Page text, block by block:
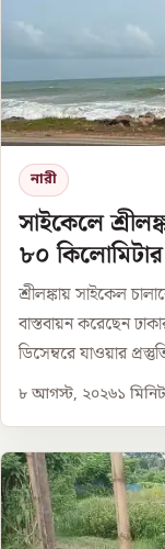
নারী
সাইকেলে
৮০ কিলোমিটার
শ্রীলঙ্কায় সাইকেল
বাস্তবায়ন করেছেন
ডিসেম্বরে যাওয়ার
৮ আগস্ট, ২০২৬১